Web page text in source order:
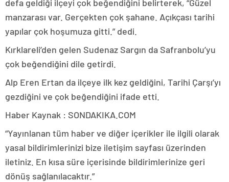
defa geldiği ilçeyi çok beğendiğini belirterek, “Güzel
manzarası var. Gerçekten çok şahane. Açıkçası tarihi
yapılar çok hoşumuza gitti.” dedi.
Kırklareli’den gelen Sudenaz Sargın da Safranbolu’yu
çok beğendiğini dile getirdi.
Alp Eren Ertan da ilçeye ilk kez geldiğini, Tarihi Çarşı’yı
gezdiğini ve çok beğendiğini ifade etti.
Haber Kaynak : SONDAKIKA.COM
“Yayınlanan tüm haber ve diğer içerikler ile ilgili olarak
yasal bildirimlerinizi bize iletişim sayfası üzerinden
iletiniz. En kısa süre içerisinde bildirimlerinize geri
dönüş sağlanılacaktır.”